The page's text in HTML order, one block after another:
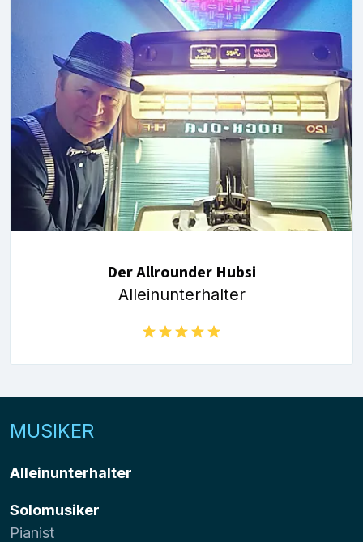
Der Allrounder Hubsi
Alleinunterhalter
MUSIKER
Alleinunterhalter
Solomusiker
Pianist